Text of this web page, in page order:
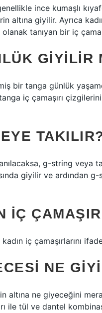
ince kumaşlı
altına giyilir. Ayrıca
tanıyan bir iç
GIYILIR
bir tanga günlük
iç çamaşırı
g-string veya
giyilir ve ardından
IÇ
kadın iç çamaşırlarını
NE
altına ne giyeceğini
ile tül ve dantel